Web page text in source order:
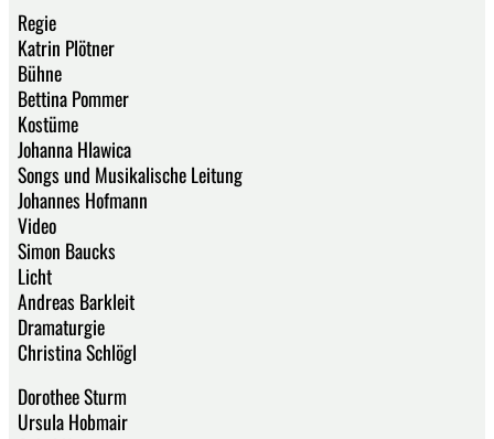
Regie
Katrin Plötner
Bühne
Bettina Pommer
Kostüme
Johanna Hlawica
Songs und Musikalische Leitung
Johannes Hofmann
Video
Simon Baucks
Licht
Andreas Barkleit
Dramaturgie
Christina Schlögl
Dorothee Sturm
Ursula Hobmair